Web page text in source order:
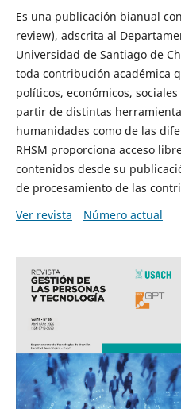
Es una publicación bianual
review), adscrita al
Universidad de Santiago de
toda contribución académica
políticos, económicos,
partir de distintas
humanidades como de las
RHSM proporciona acceso
contenidos desde su
de procesamiento de las
Ver revista
Número actual